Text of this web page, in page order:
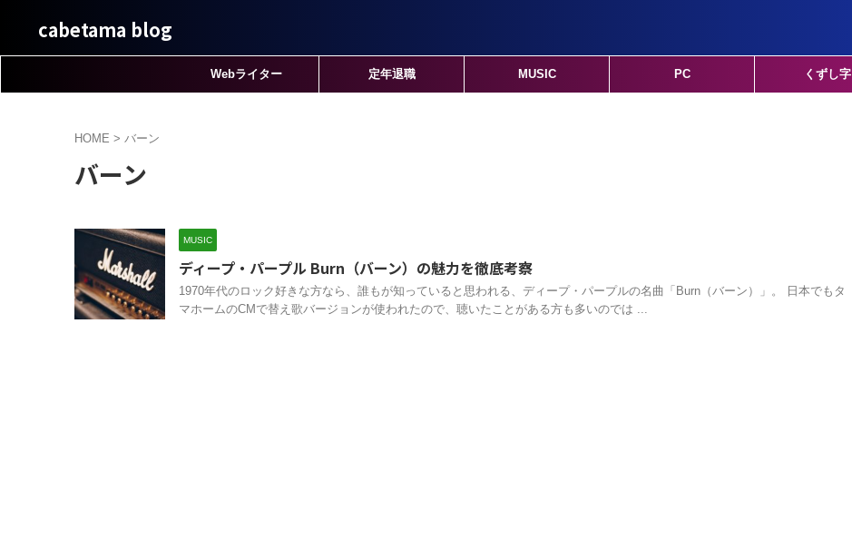
cabetama blog
Webライター 定年退職 MUSIC PC くずし字
HOME > バーン
バーン
MUSIC
ディープ・パープル Burn（バーン）の魅力を徹底考察
1970年代のロック好きな方なら、誰もが知っていると思われる、ディープ・パープルの名曲「Burn（バーン）」。 日本でもタ
マホームのCMで替え歌バージョンが使われたので、聴いたことがある方も多いのでは ...